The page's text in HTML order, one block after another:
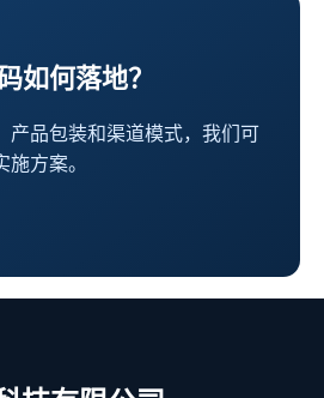
如何落地？
产品包装和渠道模式，我们可
方案。